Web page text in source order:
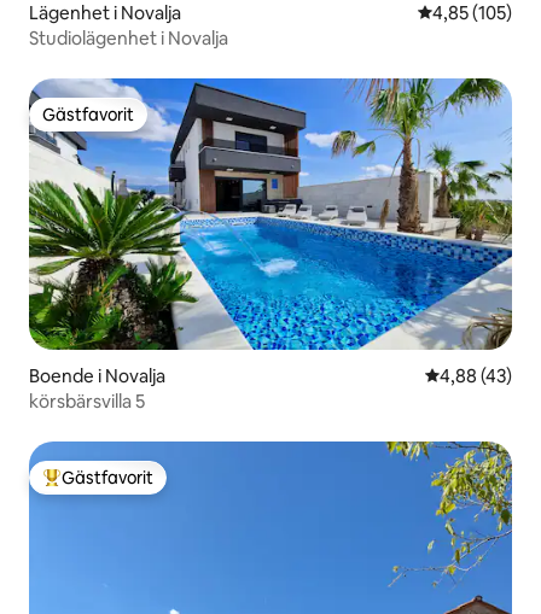
Lägenhet i Novalja 4,85 av 5 i
4,85 (105)
Studiolägenhet i Novalja
Gästfavorit
Gästfavorit
Boende i Novalja 4,88 av 5 i
4,88 (43)
körsbärsvilla 5
Populär gästfavorit
Gästfavorit